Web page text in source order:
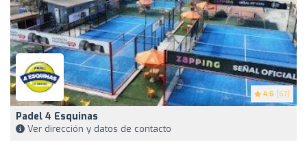
4.6 (67)
Padel 4 Esquinas
Ver dirección y datos de contacto